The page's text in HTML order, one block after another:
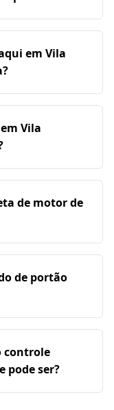
em Vila
Vila
de motor de
de portão
controle
pode ser?